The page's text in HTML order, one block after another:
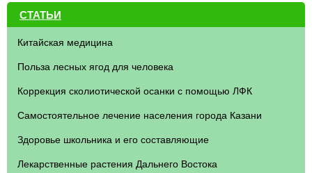
СТАТЬИ
Китайская медицина
Польза лесных ягод для человека
Коррекция сколиотической осанки с помощью ЛФК
Самостоятельное лечение населения города Казани
Здоровье школьника и его составляющие
Лекарственные растения Дальнего Востока